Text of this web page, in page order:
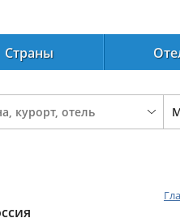
Страны